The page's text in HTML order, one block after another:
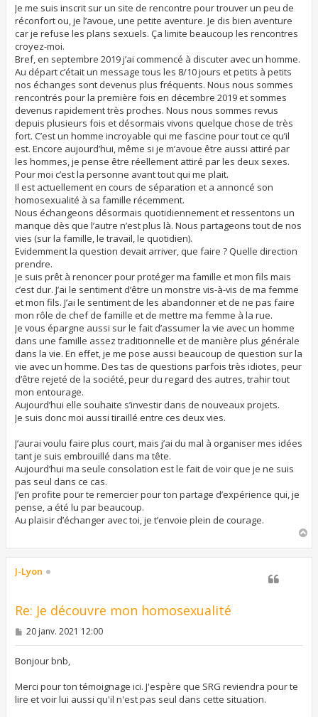
Je me suis inscrit sur un site de rencontre pour trouver un peu de
réconfort ou, je l’avoue, une petite aventure. Je dis bien aventure
car je refuse les plans sexuels. Ça limite beaucoup les rencontres
croyez-moi.
Bref, en septembre 2019 j’ai commencé à discuter avec un homme.
Au départ c’était un message tous les 8/10 jours et petits à petits
nos échanges sont devenus plus fréquents. Nous nous sommes
rencontrés pour la première fois en décembre 2019 et sommes
devenus rapidement très proches. Nous nous sommes revus
depuis plusieurs fois et désormais vivons quelque chose de très
fort. C’est un homme incroyable qui me fascine pour tout ce qu’il
est. Encore aujourd’hui, même si je m’avoue être aussi attiré par
les hommes, je pense être réellement attiré par les deux sexes.
Pour moi c’est la personne avant tout qui me plait.
Il est actuellement en cours de séparation et a annoncé son
homosexualité à sa famille récemment.
Nous échangeons désormais quotidiennement et ressentons un
manque dès que l’autre n’est plus là. Nous partageons tout de nos
vies (sur la famille, le travail, le quotidien).
Evidemment la question devait arriver, que faire ? Quelle direction
prendre.
Je suis prêt à renoncer pour protéger ma famille et mon fils mais
c’est dur. J’ai le sentiment d’être un monstre vis-à-vis de ma femme
et mon fils. J’ai le sentiment de les abandonner et de ne pas faire
mon rôle de chef de famille et de mettre ma femme à la rue.
Je vous épargne aussi sur le fait d’assumer la vie avec un homme
dans une famille assez traditionnelle et de manière plus générale
dans la vie. En effet, je me pose aussi beaucoup de question sur la
vie avec un homme. Des tas de questions parfois très idiotes, peur
d’être rejeté de la société, peur du regard des autres, trahir tout
mon entourage.
Aujourd’hui elle souhaite s’investir dans de nouveaux projets.
Je suis donc moi aussi tiraillé entre ces deux vies.
J’aurai voulu faire plus court, mais j’ai du mal à organiser mes idées
tant je suis embrouillé dans ma tête.
Aujourd’hui ma seule consolation est le fait de voir que je ne suis
pas seul dans ce cas.
J’en profite pour te remercier pour ton partage d’expérience qui, je
pense, a été lu par beaucoup.
Au plaisir d’échanger avec toi, je t’envoie plein de courage.
u
J-Lyon
Re: Je découvre mon homosexualité
M
s
e
20 janv. 2021 12:00
Bonjour bnb,
Merci pour ton témoignage ici. J'espère que SRG reviendra pour te
lire et voir lui aussi qu'il n'est pas seul dans cette situation.